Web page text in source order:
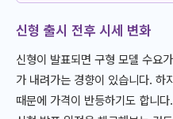
신형 출시 전후 시세 변화
신형이 발표되면 구형 모델 수요
가 내려가는 경향이 있습니다. 하
때문에 가격이 반등하기도 합니